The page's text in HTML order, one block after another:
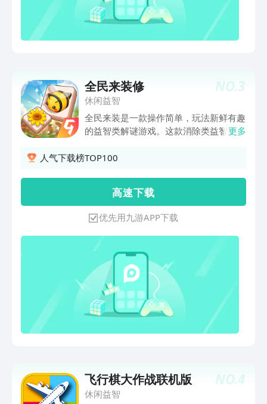
NO.3
全民来装修
休闲益智
全民来装是一款操作简单，玩法新鲜有趣
的益智类解谜游戏。这款消除类益智游戏
规则简单，玩法新颖令人上瘾：匹配三个
界面所有的方块，你将获得胜利，在消除
比赛中大放异彩！ - 只需轻按即可将方
块放入收集框中， 三个相同的方块就将
被消除。 - 没有时间限制。在这款三消
益智游戏中您可以尽情享受休闲时光，并
训练您的大脑！ - 解
更多
人气下载榜TOP100
高 速 下 载
优先用九游APP下载
NO.4
飞行棋大作战联机版
休闲益智